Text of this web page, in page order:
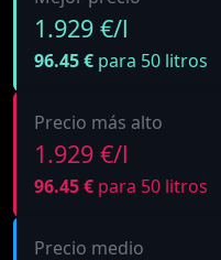
1.929 €/l
96.45 € para 50 litros
Precio más alto
1.929 €/l
96.45 € para 50 litros
Precio medio